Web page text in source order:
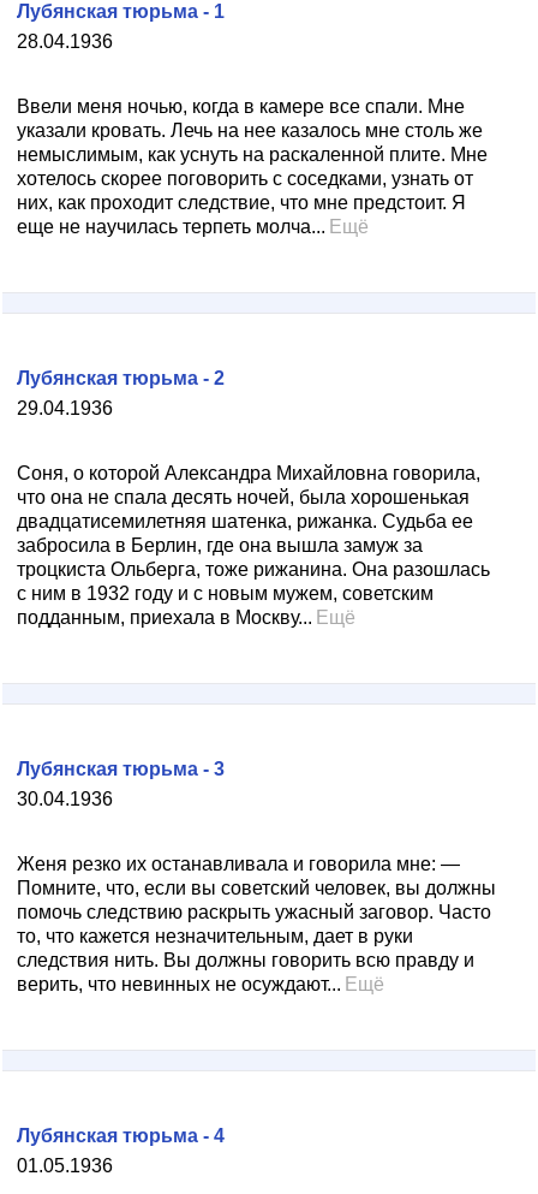
28.04.1936
Лубянская тюрьма - 1
Ввели меня ночью, когда в камере все спали. Мне
указали кровать. Лечь на нее казалось мне столь же
немыслимым, как уснуть на раскаленной плите. Мне
хотелось скорее поговорить с соседками, узнать от
них, как проходит следствие, что мне предстоит. Я
еще не научилась терпеть молча... Ещё
29.04.1936
Лубянская тюрьма - 2
Соня, о которой Александра Михайловна говорила,
что она не спала десять ночей, была хорошенькая
двадцатисемилетняя шатенка, рижанка. Судьба ее
забросила в Берлин, где она вышла замуж за
троцкиста Ольберга, тоже рижанина. Она разошлась
с ним в 1932 году и с новым мужем, советским
подданным, приехала в Москву... Ещё
30.04.1936
Лубянская тюрьма - 3
Женя резко их останавливала и говорила мне: —
Помните, что, если вы советский человек, вы должны
помочь следствию раскрыть ужасный заговор. Часто
то, что кажется незначительным, дает в руки
следствия нить. Вы должны говорить всю правду и
верить, что невинных не осуждают... Ещё
01.05.1936
Лубянская тюрьма - 4